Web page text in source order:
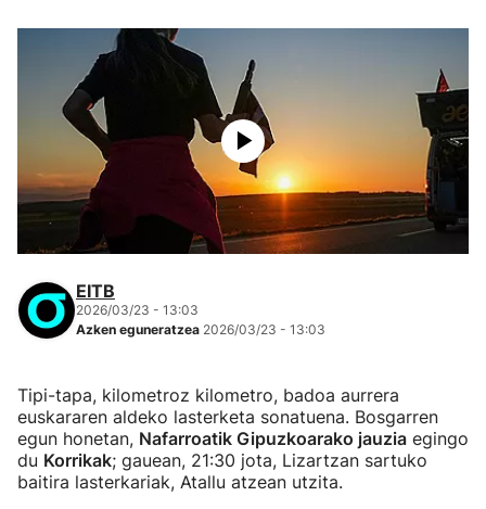
EITB
2026/03/23 - 13:03
Azken eguneratzea 2026/03/23 - 13:03
Tipi-tapa, kilometroz kilometro, badoa aurrera
euskararen aldeko lasterketa sonatuena. Bosgarren
egun honetan, Nafarroatik Gipuzkoarako jauzia egingo
du Korrikak; gauean, 21:30 jota, Lizartzan sartuko
baitira lasterkariak, Atallu atzean utzita.